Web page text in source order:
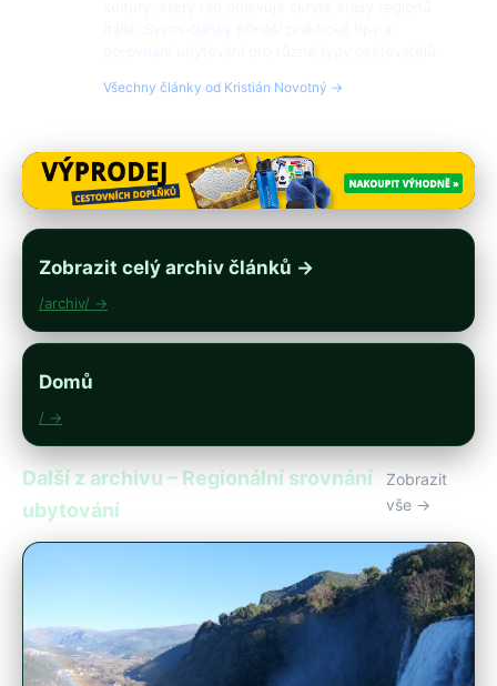
Všechny články od Kristián Novotný →
Zobrazit celý archiv článků →
/archiv/ →
Domů
/ →
Další z archivu – Regionální srovnání
ubytování
Zobrazit
vše →